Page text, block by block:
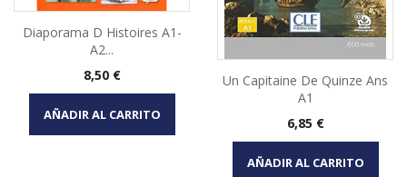
Diaporama D Histoires A1-
A2...
Precio
8,50 €
AÑADIR AL CARRITO
Un Capitaine De Quinze Ans
A1
Precio
6,85 €
AÑADIR AL CARRITO